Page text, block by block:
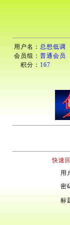
用户名： 总想低调
会员组： 普通会员
积分： 167
快速
用
密
标